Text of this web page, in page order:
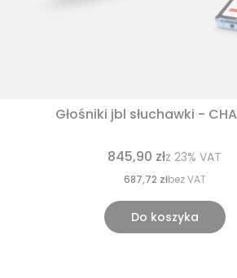
Głośniki jbl słuchawki -
845,90 złz 23% VAT
687,72 złbez VAT
Do koszyka